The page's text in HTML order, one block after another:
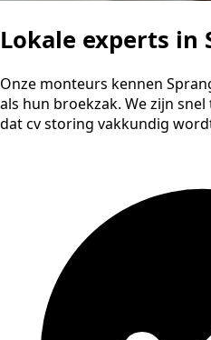
Lokale experts in
Onze monteurs kennen
als hun broekzak. We zijn
dat cv storing vakkundig